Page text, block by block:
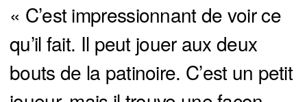
« C’est impressionnant de voir ce
qu’il fait. Il peut jouer aux deux
bouts de la patinoire. C’est un petit